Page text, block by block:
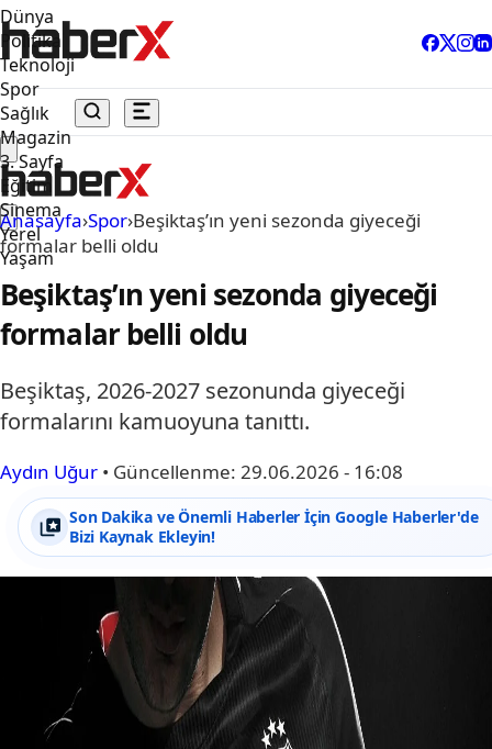
Dünya
Politika
Teknoloji
Spor
Sağlık
Magazin
3. Sayfa
Eğitim
Sinema
Yerel
Yaşam
Anasayfa›Spor›Beşiktaş’ın yeni sezonda giyeceği
formalar belli oldu
Beşiktaş’ın yeni sezonda giyeceği
formalar belli oldu
Beşiktaş, 2026-2027 sezonunda giyeceği
formalarını kamuoyuna tanıttı.
Aydın Uğur • Güncellenme: 29.06.2026 - 16:08
Son Dakika ve Önemli Haberler İçin Google Haberler'de
Bizi Kaynak Ekleyin!